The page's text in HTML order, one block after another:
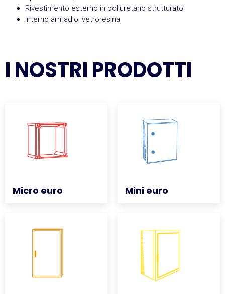
Rivestimento esterno in poliuretano strutturato
Interno armadio: vetroresina
I NOSTRI PRODOTTI
Micro euro
Micro euro Mini euro
Mini euro